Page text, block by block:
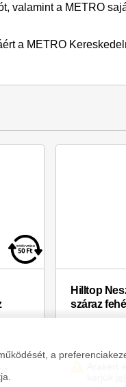
valamint a METRO
a METRO
Hilltop
száraz
a